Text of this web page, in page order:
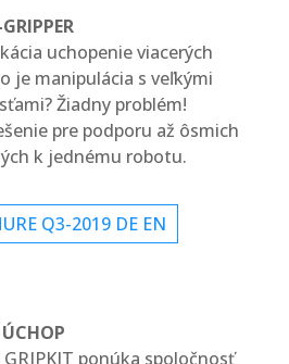
uchopenie viacerých
je manipulácia s veľkými
Žiadny problém!
pre podporu až ôsmich
k jednému robotu.
Q3-2019 DE EN
ponúka spoločnosť